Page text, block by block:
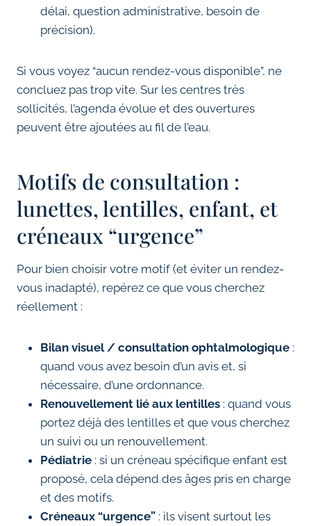
délai, question administrative, besoin de
précision).
Si vous voyez “aucun rendez-vous disponible”, ne
concluez pas trop vite. Sur les centres très
sollicités, l’agenda évolue et des ouvertures
peuvent être ajoutées au fil de l’eau.
Motifs de consultation :
lunettes, lentilles, enfant, et
créneaux “urgence”
Pour bien choisir votre motif (et éviter un rendez-
vous inadapté), repérez ce que vous cherchez
réellement :
Bilan visuel / consultation ophtalmologique :
quand vous avez besoin d’un avis et, si
nécessaire, d’une ordonnance.
Renouvellement lié aux lentilles : quand vous
portez déjà des lentilles et que vous cherchez
un suivi ou un renouvellement.
Pédiatrie : si un créneau spécifique enfant est
proposé, cela dépend des âges pris en charge
et des motifs.
Créneaux “urgence” : ils visent surtout les